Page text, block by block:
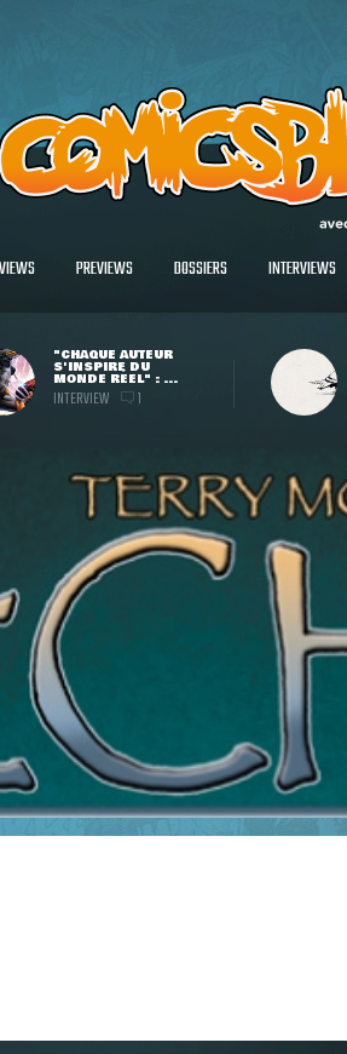
PREVIEWS DOSSIERS INTERVIEWS
"CHAQUE AUTEUR
S'INSPIRE DU
MONDE RÉEL" : ...
INTERVIEW 1